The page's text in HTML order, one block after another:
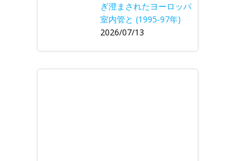
ぎ澄まされたヨーロッパ
室内管と (1995-97年)
2026/07/13